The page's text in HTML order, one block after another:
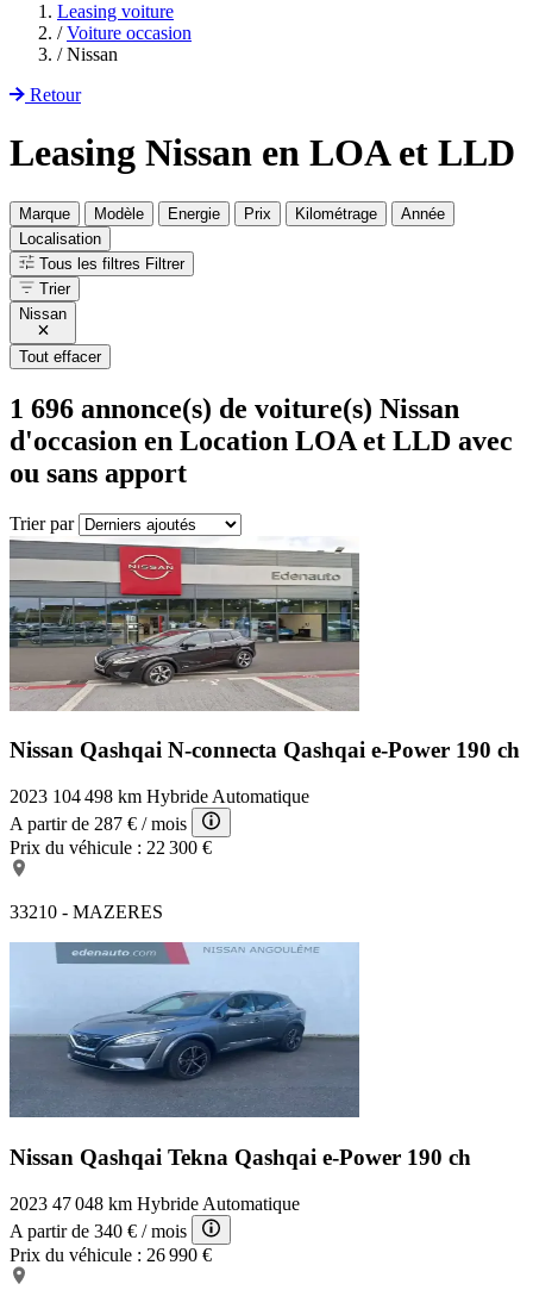
Leasing voiture
/ Voiture occasion
/ Nissan
Retour
Leasing Nissan en LOA et LLD
Marque Modèle Energie Prix Kilométrage
Année
Localisation
Tous les filtres Filtrer
Trier
Nissan
Tout effacer
1 696 annonce(s) de voiture(s) Nissan
d'occasion en Location LOA et LLD avec
ou sans apport
Trier par
Nissan Qashqai N-connecta Qashqai e-Power 190 ch
2023 104 498 km Hybride Automatique
A partir de 287 € / mois
Prix du véhicule : 22 300 €
33210 - MAZERES
Nissan Qashqai Tekna Qashqai e-Power 190 ch
2023 47 048 km Hybride Automatique
A partir de 340 € / mois
Prix du véhicule : 26 990 €